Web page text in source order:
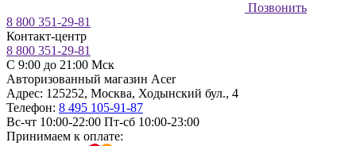
Позвонить
8 800 351-29-81
Контакт-центр
8 800 351-29-81
C 9:00 до 21:00 Мск
Авторизованный магазин Acer
Адрес: 125252, Москва, Ходынский бул., 4
Телефон: 8 495 105-91-87
Вс-чт 10:00-22:00 Пт-сб 10:00-23:00
Принимаем к оплате: